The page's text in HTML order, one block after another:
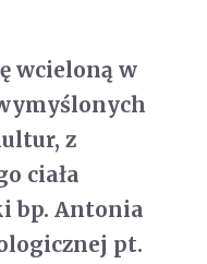
wcieloną w
z
ciała
bp. Antonia
pt.